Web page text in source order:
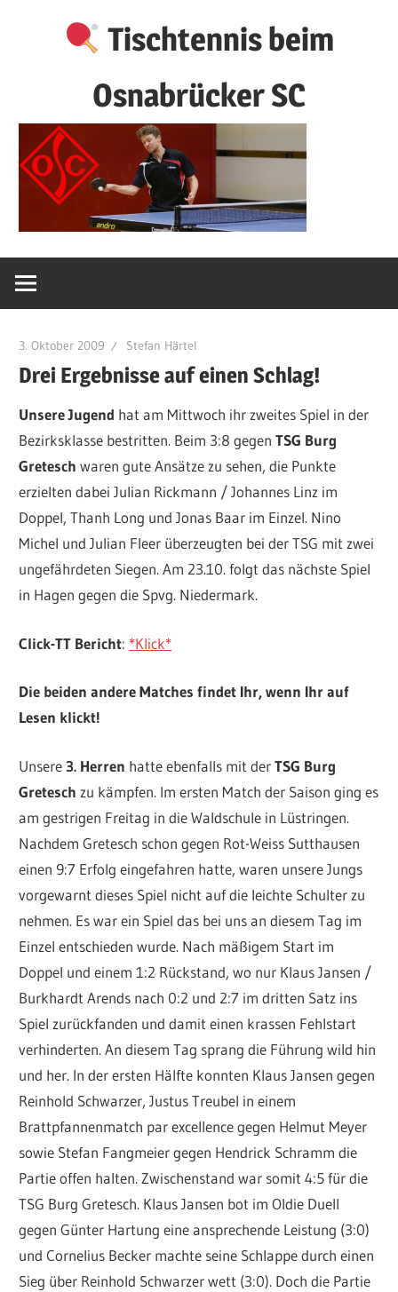
Tischtennis beim
Osnabrücker SC
3. Oktober 2009 Stefan Härtel
Drei Ergebnisse auf einen Schlag!
Unsere Jugend hat am Mittwoch ihr zweites Spiel in der
Bezirksklasse bestritten. Beim 3:8 gegenTSG Burg
Gretesch waren gute Ansätze zu sehen, die Punkte
erzielten dabei Julian Rickmann / Johannes Linz im
Doppel, Thanh Long und Jonas Baar im Einzel. Nino
Michel und Julian Fleer überzeugten bei der TSG mit zwei
ungefährdeten Siegen. Am 23.10. folgt das nächste Spiel
in Hagen gegen die Spvg. Niedermark.
Click-TT Bericht: *Klick*
Die beiden andere Matches findet Ihr, wenn Ihr auf
Lesen klickt!
Unsere 3. Herren hatte ebenfalls mit derTSG Burg
Gretesch zu kämpfen. Im ersten Match der Saison ging es
am gestrigen Freitag in die Waldschule in Lüstringen.
Nachdem Gretesch schon gegen Rot-Weiss Sutthausen
einen 9:7 Erfolg eingefahren hatte, waren unsere Jungs
vorgewarnt dieses Spiel nicht auf die leichte Schulter zu
nehmen. Es war ein Spiel das bei uns an diesem Tag im
Einzel entschieden wurde. Nach mäßigem Start im
Doppel und einem 1:2 Rückstand, wo nur Klaus Jansen /
Burkhardt Arends nach 0:2 und 2:7 im dritten Satz ins
Spiel zurückfanden und damit einen krassen Fehlstart
verhinderten. An diesem Tag sprang die Führung wild hin
und her. In der ersten Hälfte konnten Klaus Jansen gegen
Reinhold Schwarzer, Justus Treubel in einem
Brattpfannenmatch par excellence gegen Helmut Meyer
sowie Stefan Fangmeier gegen Hendrick Schramm die
Partie offen halten. Zwischenstand war somit 4:5 für die
TSG Burg Gretesch. Klaus Jansen bot im Oldie Duell
gegen Günter Hartung eine ansprechende Leistung (3:0)
und Cornelius Becker machte seine Schlappe durch einen
Sieg über Reinhold Schwarzer wett (3:0). Doch die Partie